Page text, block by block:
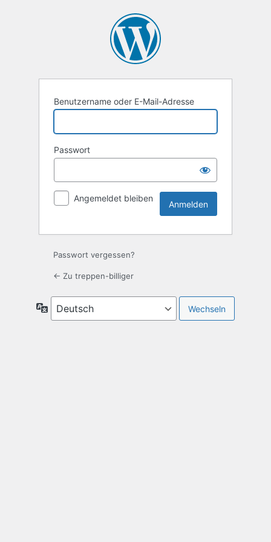
Benutzername oder E-Mail-Adresse
Passwort
Angemeldet bleiben
Passwort vergessen?
← Zu treppen-billiger
Sprache